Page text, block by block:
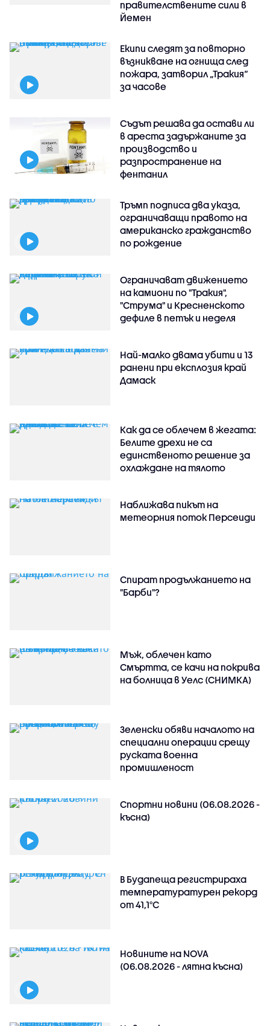
правителствените сили в
Йемен
Екипи следят за повторно
възникване на огнища след
пожара, затворил „Тракия“
за часове
Съдът решава да остави ли
в ареста задържаните за
производство и
разпространение на
фентанил
Тръмп подписа два указа,
ограничаващи правото на
американско гражданство
по рождение
Ограничават движението
на камиони по "Тракия",
"Струма" и Кресненското
дефиле в петък и неделя
Най-малко двама убити и 13
ранени при експлозия край
Дамаск
Как да се облечем в жегата:
Белите дрехи не са
единственото решение за
охлаждане на тялото
Наближава пикът на
метеорния поток Персеиди
Спират продължанието на
"Барби"?
Мъж, облечен като
Смъртта, се качи на покрива
на болница в Уелс (СНИМКА)
Зеленски обяви началото на
специални операции срещу
руската военна
промишленост
Спортни новини (06.08.2026 -
късна)
В Будапеща регистрираха
температуратурен рекорд
от 41,1°C
Новините на NOVA
(06.08.2026 - лятна късна)